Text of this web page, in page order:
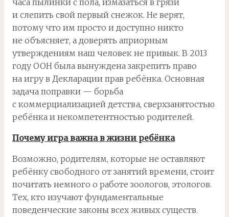
часа пылинки с пола, измазаться в грязи
и слепить свой первый снежок. Не верят,
потому что им просто и доступно никто
не объясняет, а доверять априорным
утверждениям наш человек не привык. В 2013
году ООН была вынуждена закрепить право
на игру в Декларации прав ребёнка. Основная
задача поправки — борьба
с коммерциализацией детства, сверхзанятостью
ребёнка и некомпетентностью родителей.
Почему игра важна в жизни ребёнка
Возможно, родителям, которые не оставляют
ребёнку свободного от занятий времени, стоит
почитать немного о работе зоологов, этологов.
Тех, кто изучают фундаментальные
поведенческие законы всех живых существ.